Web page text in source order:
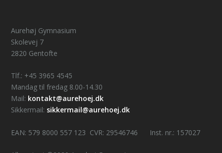
Aurehøj Gymnasium
Skolevej 7
2820 Gentofte
Tlf.: +45 3965 4545
Mandag til fredag 8.00-14.30
Mail: kontakt@aurehoej.dk
Sikkermail: sikkermail@aurehoej.dk
EAN: 579 8000 557 123 CVR: 29546746 Inst. nr.: 157027